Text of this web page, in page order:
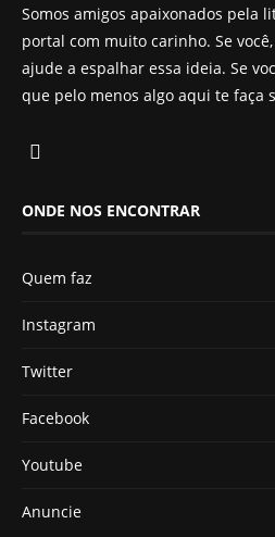
Somos amigos apaixonados pela
portal com muito carinho. Se
ajude a espalhar essa ideia. Se
que pelo menos algo aqui te faça
ONDE NOS ENCONTRAR
Quem faz
Instagram
Twitter
Facebook
Youtube
Anuncie